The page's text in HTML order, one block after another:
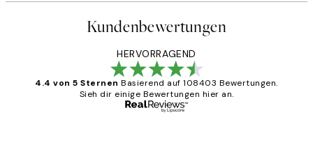
Kundenbewertungen
HERVORRAGEND
4.4 von 5 Sternen Basierend auf 108403 Bewertungen.
Sieh dir einige Bewertungen hier an.